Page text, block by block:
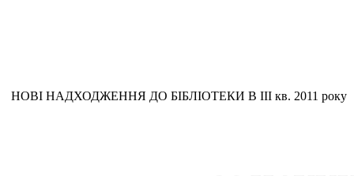
НОВІ НАДХОДЖЕННЯ ДО БІБЛІОТЕКИ В ІІІ кв. 2011 року